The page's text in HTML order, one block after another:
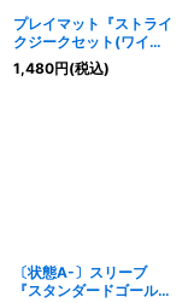
プレイマット『ストライ
クジークセット(ワイル
ドバウトオリジナル)』
【-】{-}《サプライ》
1,480円(税込)
〔状態A-〕スリーブ
『スタンダードゴールド